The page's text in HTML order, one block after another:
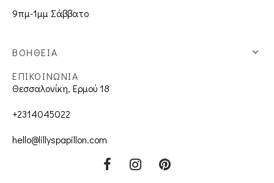
9πμ-1μμ Σάββατο
ΒΟΗΘΕΙΑ
ΕΠΙΚΟΙΝΩΝΙΑ
Θεσσαλονίκη, Ερμού 18
+2314045022
hello@lillyspapillon.com